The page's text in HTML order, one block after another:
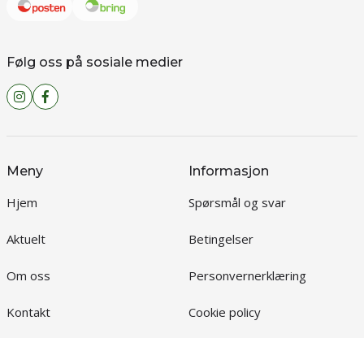
Følg oss på sosiale medier
Meny
Hjem
Aktuelt
Om oss
Kontakt
Informasjon
Spørsmål og svar
Betingelser
Personvernerklæring
Cookie policy